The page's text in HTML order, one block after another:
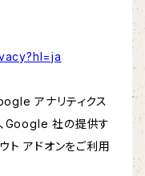
アナリティクス
Google 社の提供す
ト アドオンをご利用